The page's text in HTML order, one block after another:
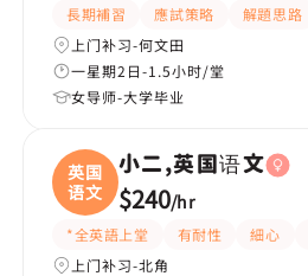
長期補習 應試策略 解題思路
上门补习-何文田
一星期2日-1.5小时/堂
女导师-大学毕业
英国
语文
小二,英国语文
$240/hr
*全英語上堂 有耐性 細心
上门补习-北角